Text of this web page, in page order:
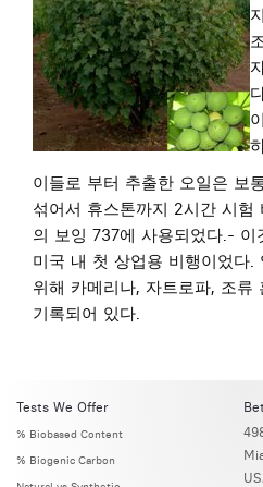
이들로 부터 추출한 오일은 보
섞어서 휴스톤까지 2시간 시험
의 보잉 737에 사용되었다.-
미국 내 첫 상업용 비행이었다.
위해 카메리나, 자트로파, 조류
기록되어 있다.